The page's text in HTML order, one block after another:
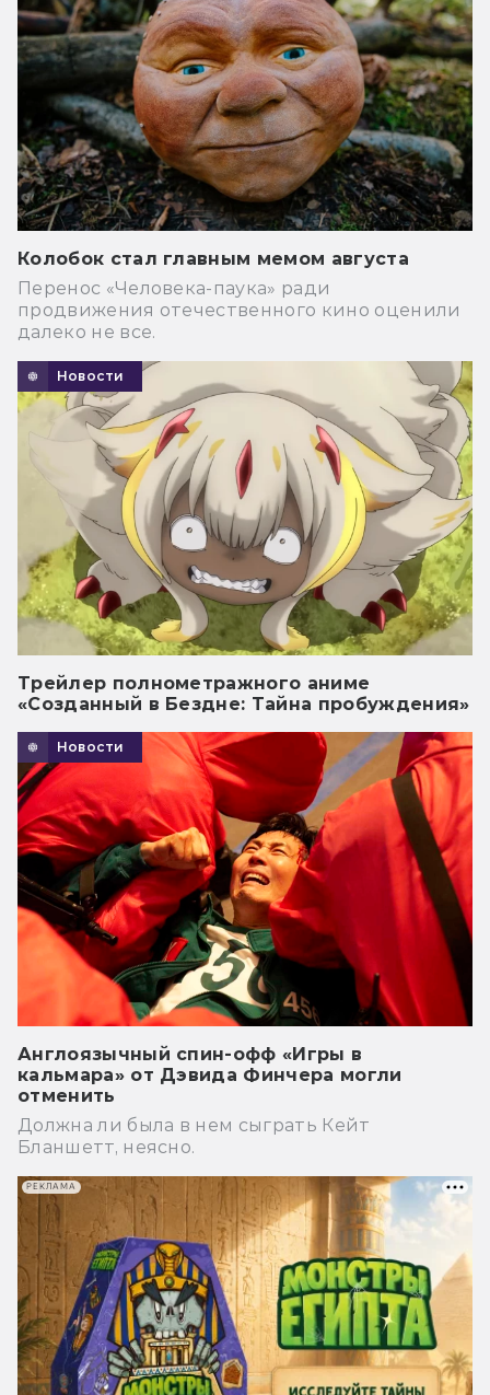
Колобок стал главным мемом августа
Перенос «Человека-паука» ради
продвижения отечественного кино оценили
далеко не все.
Новости
Трейлер полнометражного аниме
«Созданный в Бездне: Тайна пробуждения»
Новости
Англоязычный спин-офф «Игры в
кальмара» от Дэвида Финчера могли
отменить
Должна ли была в нем сыграть Кейт
Бланшетт, неясно.
РЕКЛАМА